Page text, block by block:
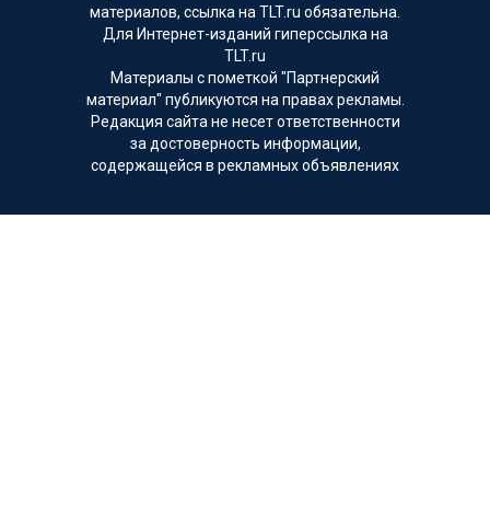
материалов, ссылка на TLT.ru обязательна.
Для Интернет-изданий гиперссылка на
TLT.ru
Материалы с пометкой "Партнерский
материал" публикуются на правах рекламы.
Редакция сайта не несет ответственности
за достоверность информации,
содержащейся в рекламных объявлениях